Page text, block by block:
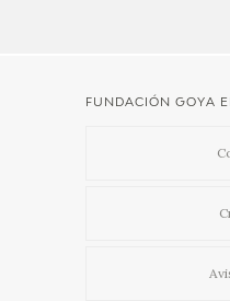
FUNDACIÓN GOYA